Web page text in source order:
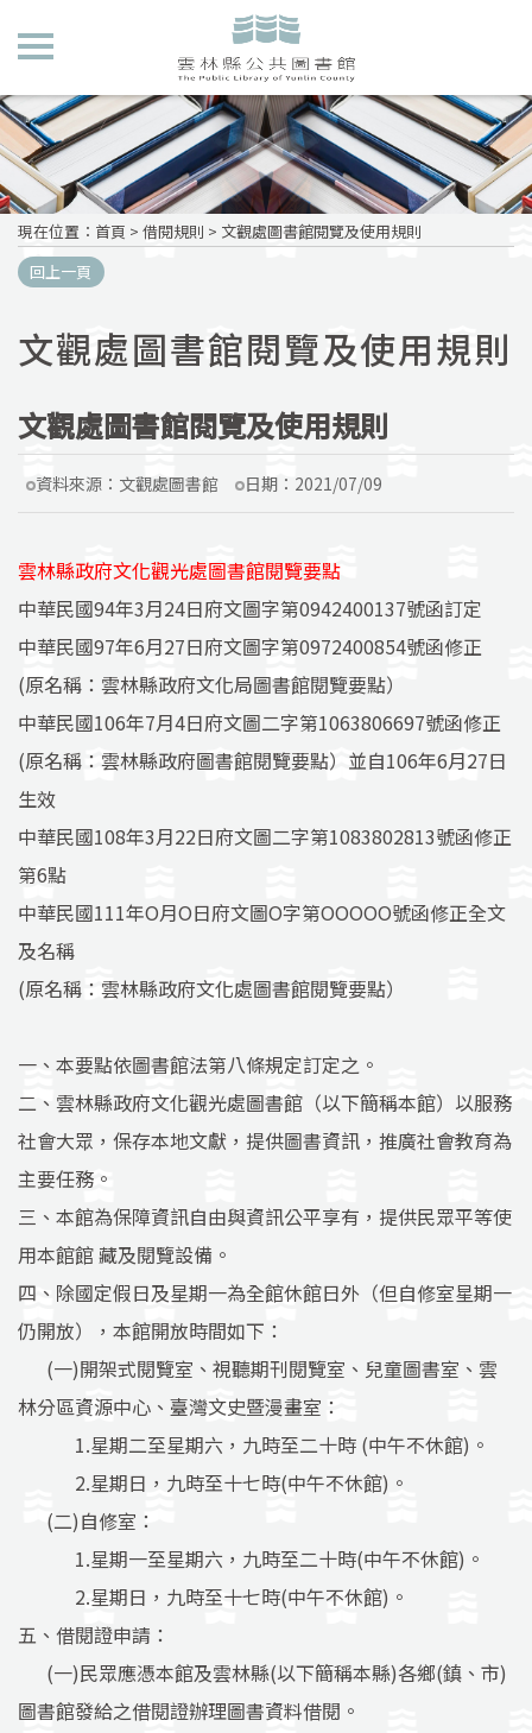
現在位置 ： 首頁 > 借閱規則 > 文觀處圖書館閱覽及使用規則
回上一頁
文觀處圖書館閱覽及使用規則
文觀處圖書館閱覽及使用規則
資料來源： 文觀處圖書館 日期： 2021/07/09
雲林縣政府文化觀光處圖書館閱覽要點
中華民國94年3月24日府文圖字第0942400137號函訂定
中華民國97年6月27日府文圖字第0972400854號函修正
(原名稱：雲林縣政府文化局圖書館閱覽要點）
中華民國106年7月4日府文圖二字第1063806697號函修正
(原名稱：雲林縣政府圖書館閱覽要點）並自106年6月27日
生效
中華民國108年3月22日府文圖二字第1083802813號函修正
第6點
中華民國111年O月O日府文圖O字第OOOOO號函修正全文
及名稱
(原名稱：雲林縣政府文化處圖書館閱覽要點）
一、本要點依圖書館法第八條規定訂定之。
二、雲林縣政府文化觀光處圖書館（以下簡稱本館）以服務
社會大眾，保存本地文獻，提供圖書資訊，推廣社會教育為
主要任務。
三、本館為保障資訊自由與資訊公平享有，提供民眾平等使
用本館館 藏及閱覽設備。
四、除國定假日及星期一為全館休館日外（但自修室星期一
仍開放），本館開放時間如下：
(一)開架式閱覽室、視聽期刊閱覽室、兒童圖書室、雲
林分區資源中心、臺灣文史暨漫畫室：
1.星期二至星期六，九時至二十時 (中午不休館)。
2.星期日，九時至十七時(中午不休館)。
(二)自修室：
1.星期一至星期六，九時至二十時(中午不休館)。
2.星期日，九時至十七時(中午不休館)。
五、借閱證申請：
(一)民眾應憑本館及雲林縣(以下簡稱本縣)各鄉(鎮、市)
圖書館發給之借閱證辦理圖書資料借閱。